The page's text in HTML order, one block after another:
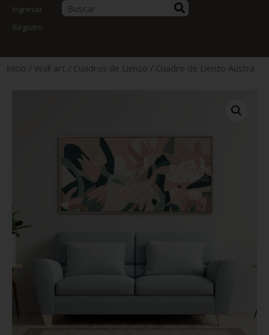
Ingresar
Registro
Inicio / Wall art / Cuadros de Lienzo / Cuadro de Lienzo Austra